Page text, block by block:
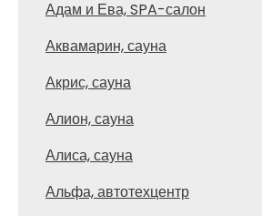
Адам и Ева, SPA-салон
Аквамарин, сауна
Акрис, сауна
Алион, сауна
Алиса, сауна
Альфа, автотехцентр